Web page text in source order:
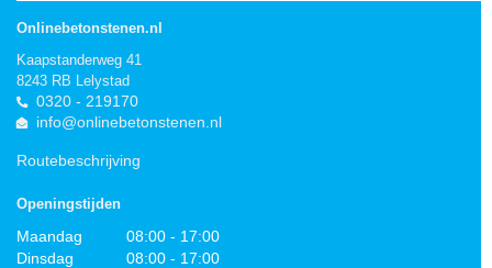
Onlinebetonstenen.nl
Kaapstanderweg 41
8243 RB Lelystad
0320 - 219170
info@onlinebetonstenen.nl
Routebeschrijving
Openingstijden
Maandag
08:00 - 17:00
Dinsdag
08:00 - 17:00